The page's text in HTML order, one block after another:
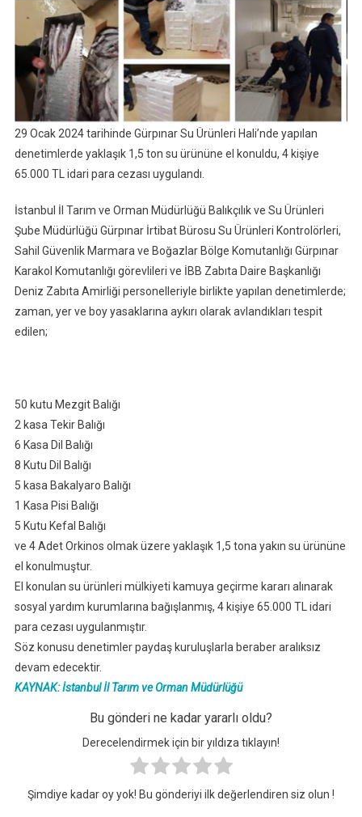
29 Ocak 2024 tarihinde Gürpınar Su Ürünleri Hali’nde yapılan
denetimlerde yaklaşık 1,5 ton su ürününe el konuldu, 4 kişiye
65.000 TL idari para cezası uygulandı.
İstanbul İl Tarım ve Orman Müdürlüğü Balıkçılık ve Su Ürünleri
Şube Müdürlüğü Gürpınar İrtibat Bürosu Su Ürünleri Kontrolörleri,
Sahil Güvenlik Marmara ve Boğazlar Bölge Komutanlığı Gürpınar
Karakol Komutanlığı görevlileri ve İBB Zabıta Daire Başkanlığı
Deniz Zabıta Amirliği personelleriyle birlikte yapılan denetimlerde;
zaman, yer ve boy yasaklarına aykırı olarak avlandıkları tespit
edilen;
50 kutu Mezgit Balığı
2 kasa Tekir Balığı
6 Kasa Dil Balığı
8 Kutu Dil Balığı
5 kasa Bakalyaro Balığı
1 Kasa Pisi Balığı
5 Kutu Kefal Balığı
ve 4 Adet Orkinos olmak üzere yaklaşık 1,5 tona yakın su ürününe
el konulmuştur.
El konulan su ürünleri mülkiyeti kamuya geçirme kararı alınarak
sosyal yardım kurumlarına bağışlanmış, 4 kişiye 65.000 TL idari
para cezası uygulanmıştır.
Söz konusu denetimler paydaş kuruluşlarla beraber aralıksız
devam edecektir.​
KAYNAK:İstanbul İl Tarım ve Orman Müdürlüğü
Bu gönderi ne kadar yararlı oldu?
Derecelendirmek için bir yıldıza tıklayın!
Şimdiye kadar oy yok! Bu gönderiyi ilk değerlendiren siz olun !